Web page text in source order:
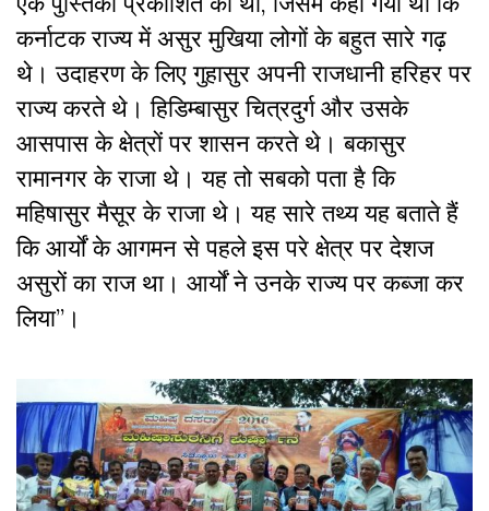
कर्नाटक राज्य में असुर मुखिया लोगों के बहुत सारे गढ़
थे। उदाहरण के लिए गुहासुर अपनी राजधानी हरिहर पर
राज्य करते थे। हिडिम्बासुर चित्रदुर्ग और उसके
आसपास के क्षेत्रों पर शासन करते थे। बकासुर
रामानगर के राजा थे। यह तो सबको पता है कि
महिषासुर मैसूर के राजा थे। यह सारे तथ्य यह बताते हैं
कि आर्यों के आगमन से पहले इस परे क्षेत्र पर देशज
असुरों का राज था। आर्यों ने उनके राज्य पर कब्जा कर
लिया” ।